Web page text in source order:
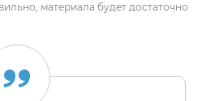
материала будет достаточно